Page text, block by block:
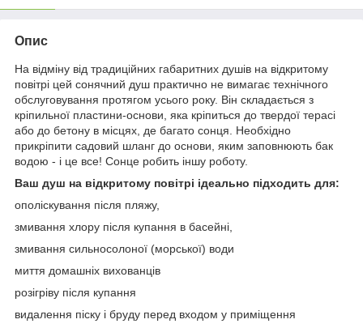
Опис
На відміну від традиційних габаритних душів на відкритому
повітрі цей сонячний душ практично не вимагає технічного
обслуговування протягом усього року. Він складається з
кріпильної пластини-основи, яка кріпиться до твердої терасі
або до бетону в місцях, де багато сонця. Необхідно
прикріпити садовий шланг до основи, яким заповнюють бак
водою - і це все! Сонце робить іншу роботу.
Ваш душ на відкритому повітрі ідеально підходить для:
ополіскування після пляжу,
змивання хлору після купання в басейні,
змивання сильносолоної (морської) води
миття домашніх вихованців
розігріву після купання
видалення піску і бруду перед входом у приміщення